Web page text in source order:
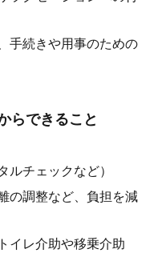
手続きや用事のための
らできること
ルチェックなど）
の調整など、負担を減
イレ介助や移乗介助